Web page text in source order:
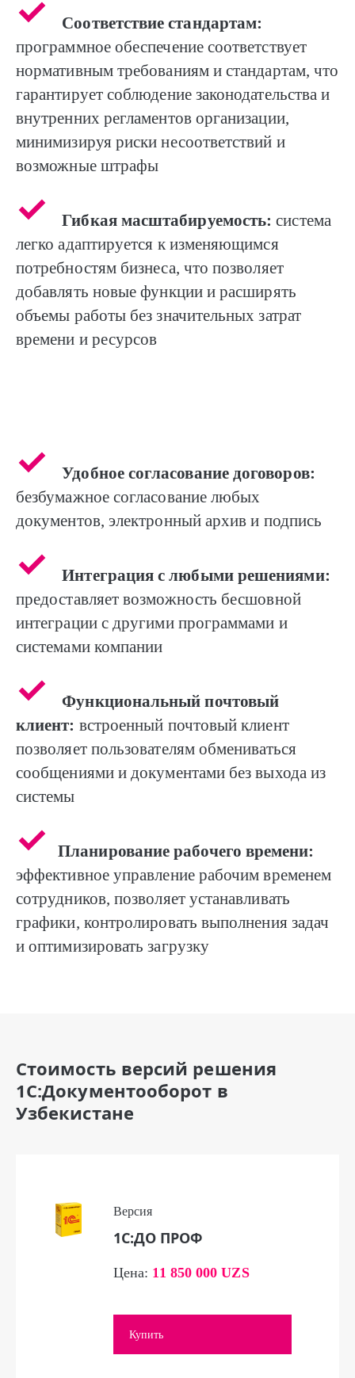
Соответствие стандартам:
программное обеспечение соответствует
нормативным требованиям и стандартам, что
гарантирует соблюдение законодательства и
внутренних регламентов организации,
минимизируя риски несоответствий и
возможные штрафы
Гибкая масштабируемость: система
легко адаптируется к изменяющимся
потребностям бизнеса, что позволяет
добавлять новые функции и расширять
объемы работы без значительных затрат
времени и ресурсов
Удобное согласование договоров:
безбумажное согласование любых
документов, электронный архив и подпись
Интеграция с любыми решениями:
предоставляет возможность бесшовной
интеграции с другими программами и
системами компании
Функциональный почтовый
клиент: встроенный почтовый клиент
позволяет пользователям обмениваться
сообщениями и документами без выхода из
системы
Планирование рабочего времени:
эффективное управление рабочим временем
сотрудников, позволяет устанавливать
графики, контролировать выполнения задач
и оптимизировать загрузку
Стоимость версий решения
1С:Документооборот в
Узбекистане
Версия
1С:ДО ПРОФ
Цена: 11 850 000 UZS
Купить